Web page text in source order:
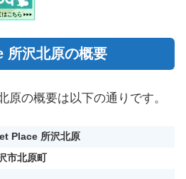
沢北原の概要
原の概要は以下の通りです。
Place 所沢北原
市北原町